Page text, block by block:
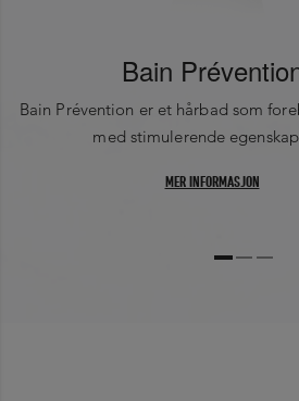
Bain
Bain Prévention er et hårbad som
med stimulerende
MER INFORMASJON